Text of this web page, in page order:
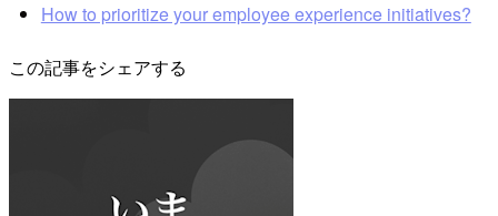
How to prioritize your employee experience initiatives?
この記事をシェアする